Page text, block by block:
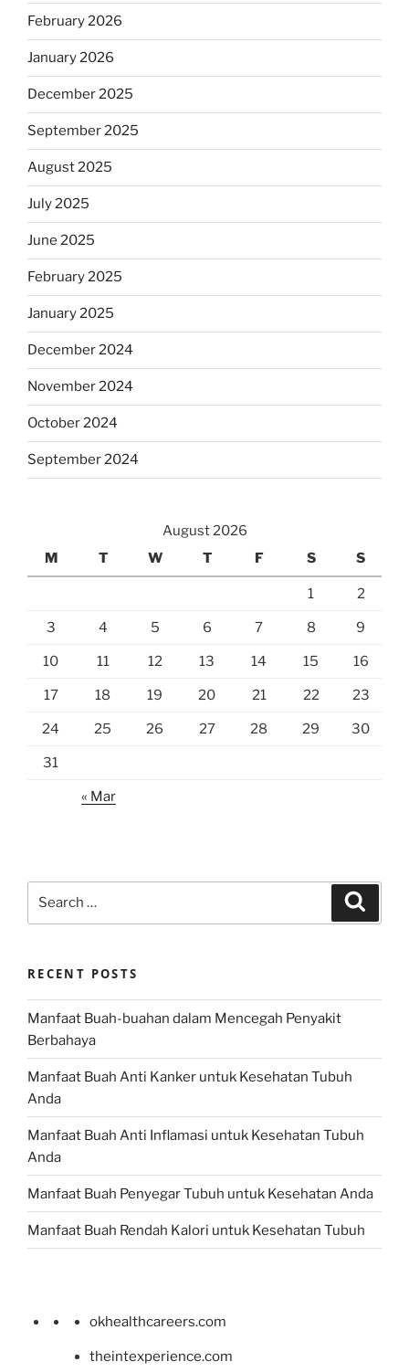
February 2026
January 2026
December 2025
September 2025
August 2025
July 2025
June 2025
February 2025
January 2025
December 2024
November 2024
October 2024
September 2024
August 2026
M
T W T F S S
1 2
3 4 5 6 7 8 9
10 11 12 13 14 15 16
17 18 19 20 21 22 23
24 25 26 27 28 29 30
31
« Mar
RECENT POSTS
Manfaat Buah-buahan dalam Mencegah Penyakit
Berbahaya
Manfaat Buah Anti Kanker untuk Kesehatan Tubuh
Anda
Manfaat Buah Anti Inflamasi untuk Kesehatan Tubuh
Anda
Manfaat Buah Penyegar Tubuh untuk Kesehatan Anda
Manfaat Buah Rendah Kalori untuk Kesehatan Tubuh
okhealthcareers.com
theintexperience.com